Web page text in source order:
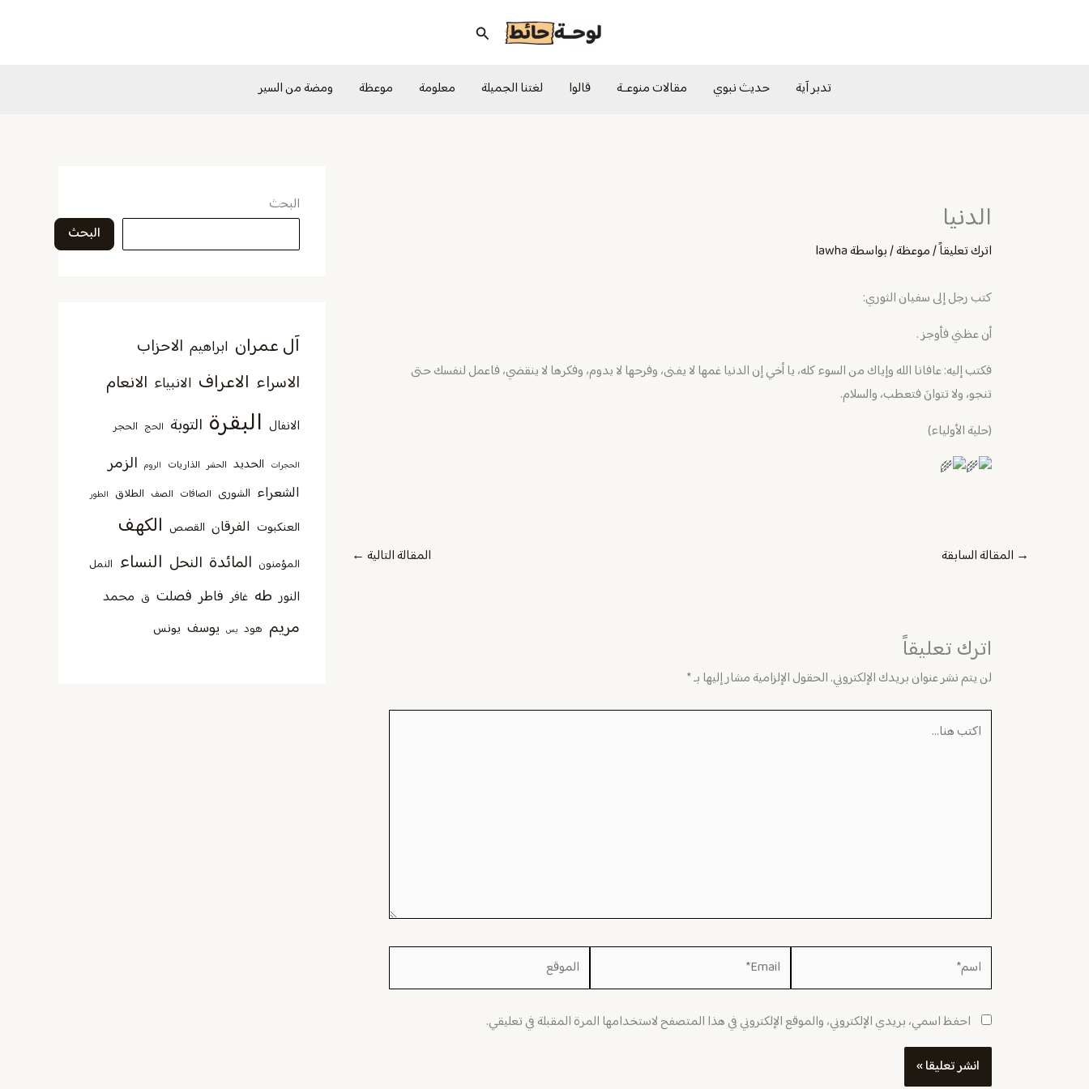
البحث
تدبر آية حديث نبوي مقالات منوعــة قالوا لغتنا الجميلة معلومة موعظة ومضة من السير
الدنيا
اترك تعليقاً/موعظة/ بواسطةlawha
كتب رجل إلى سفيان الثوري:
أن عظني فأوجز .
فكتب إليه: عافانا الله وإياك من السوء كله، يا أخي إن الدنيا غمها لا يفنى، وفرحها لا يدوم، وفكرها لا ينقضي، فاعمل لنفسك حتى
تنجو، ولا تتوانَ فتعطب، والسلام.
(حلية الأولياء)
→ المقالة السابقة المقالة التالية ←
اترك تعليقاً
لن يتم نشر عنوان بريدك الإلكتروني.الحقول الإلزامية مشار إليها بـ*
اكتب
اسم* Email* الموقع
احفظ اسمي، بريدي الإلكتروني، والموقع الإلكتروني في هذا المتصفح لاستخدامها المرة المقبلة في تعليقي.
البحث
البحث
آل عمران ابراهيم الاحزاب
الاسراء الاعراف الانبياء الانعام
الانفال البقرة التوبة الحج الحجر
الحجرات الحديد الحشر الذاريات الروم الزمر
الشعراء الشورى الصافات الصف الطلاق الطور
العنكبوت الفرقان القصص الكهف
المؤمنون المائدة النحل النساء النمل
النور طه غافر فاطر فصلت ق محمد
مريم هود يس يوسف يونس